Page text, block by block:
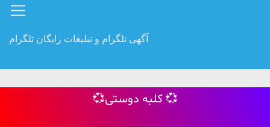
آگهی تلگرام و تبلیغات رایگان تلگرام
💞کلبه دوستی 💞